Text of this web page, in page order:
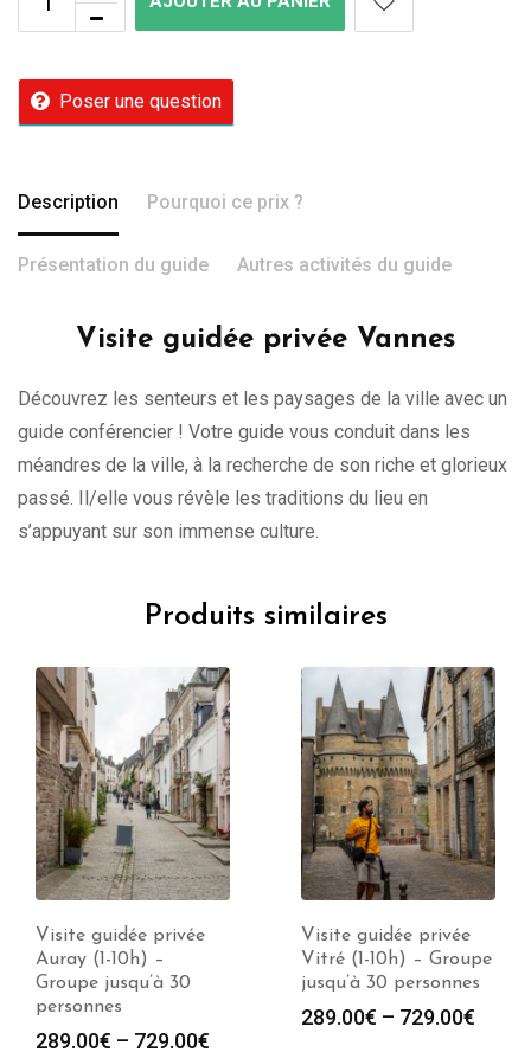
Poser une question
Description Pourquoi ce prix ?
Présentation du guide Autres activités du guide
Visite guidée privée Vannes
Découvrez les senteurs et les paysages de la ville avec un
guide conférencier ! Votre guide vous conduit dans les
méandres de la ville, à la recherche de son riche et glorieux
passé. Il/elle vous révèle les traditions du lieu en
s’appuyant sur son immense culture.
Produits similaires
Visite guidée privée
Auray (1-10h) –
Groupe jusqu’à 30
personnes
289.00€ – 729.00€
Visite guidée privée
Vitré (1-10h) – Groupe
jusqu’à 30 personnes
289.00€ – 729.00€